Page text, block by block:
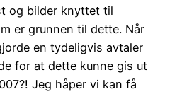
og bilder knyttet til
er grunnen til dette. Når
en tydeligvis avtaler
for at dette kunne gis ut
Jeg håper vi kan få